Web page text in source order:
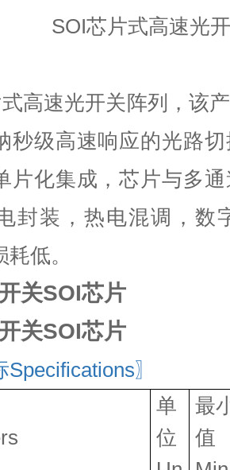
SOI芯片式高速光
高速光开关阵列，该
秒级高速响应的光路
片化集成，芯片与多
封装，热电混调，数
低。
关SOI芯片
关SOI芯片
Specifications〗
单
位
最
值